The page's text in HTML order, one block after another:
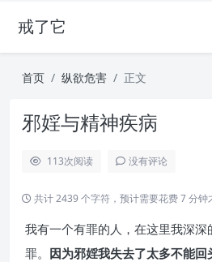
戒了它
首页 纵欲危害 正文
邪婬与精神疾病
113次阅读 没有评论
共计 2439 个字符，预计需要花费 7 分钟
我有一个有罪的人，在这里我深
罪。 因为邪婬我失去了太多不能